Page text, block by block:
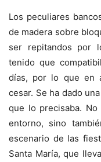
Los peculiares
de madera sobre
ser repitandos por
tenido que
días, por lo que en
cesar. Se ha dado
que lo precisaba.
entorno, sino
escenario de las
Santa María, que